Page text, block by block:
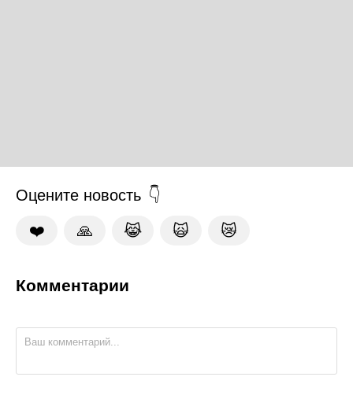
Оцените новость
❤️ 🙏 😹 🙀 😿
Комментарии